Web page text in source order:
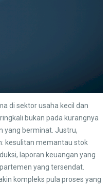
di sektor usaha kecil dan
bukan pada kurangnya
yang berminat. Justru,
kesulitan memantau stok
laporan keuangan yang
yang tersendat.
kompleks pula proses yang